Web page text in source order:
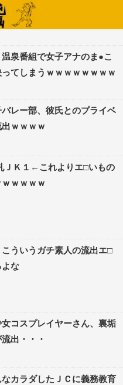
うになりました🌱
温泉番組で女子アナのま●こ
てしまうｗｗｗｗｗｗｗｗ
バレー部、彼氏とのプライベ
ｗｗｗｗ
ＪＫ１←これよりエ□いもの
ｗｗｗｗ
こういうガチ素人の流出エ□
な
女コスプレイヤーさん、裏垢
出・・・
なカラダしたＪＣに義務教育